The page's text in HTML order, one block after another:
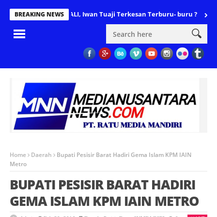
BREAKING NEWS
Wabup PALI, Iwan Tuaji Terkesan Terburu- buru ? Proyek
Home Daerah
Bupati Pesisir Barat Hadiri Gema Islam KPM IAIN
Metro
BUPATI PESISIR BARAT HADIRI
GEMA ISLAM KPM IAIN METRO